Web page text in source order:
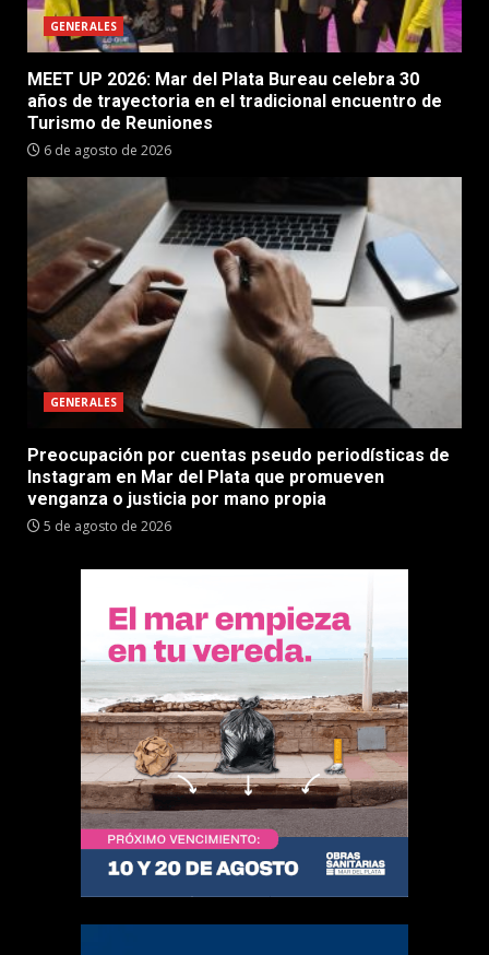
GENERALES
MEET UP 2026: Mar del Plata Bureau celebra 30
años de trayectoria en el tradicional encuentro de
Turismo de Reuniones
6 de agosto de 2026
GENERALES
Preocupación por cuentas pseudo periodísticas de
Instagram en Mar del Plata que promueven
venganza o justicia por mano propia
5 de agosto de 2026